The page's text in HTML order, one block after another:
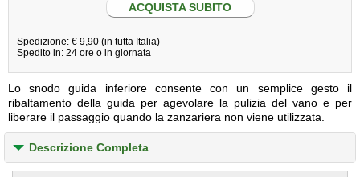
ACQUISTA SUBITO
Spedizione: € 9,90 (in tutta Italia)
Spedito in: 24 ore o in giornata
Lo snodo guida inferiore consente con un semplice gesto il
ribaltamento della guida per agevolare la pulizia del vano e per
liberare il passaggio quando la zanzariera non viene utilizzata.
Descrizione Completa